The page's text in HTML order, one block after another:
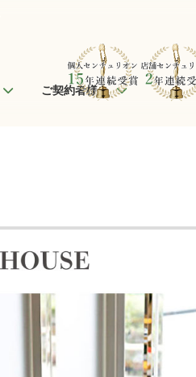
ご契約者様へ